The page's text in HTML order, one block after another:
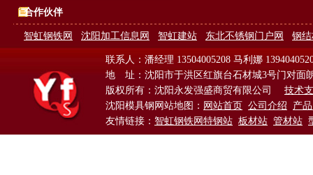
合作伙伴
智虹钢铁网 沈阳加工信息网 智虹建站 东北不锈钢门户网 钢
联系人：潘经理 13504005208 马利娜
地 址：沈阳市于洪区红旗台石材城3号门对面
版权所有：沈阳永发强盛商贸有限公司 技术
沈阳模具钢网站地图： 网站首页 公司介绍
产
友情链接： 智虹钢铁网特钢站 板材站 管材站